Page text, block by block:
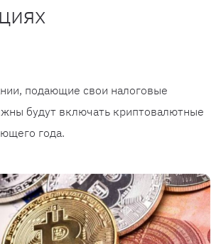
подающие свои налоговые
будут включать криптовалютные
года.